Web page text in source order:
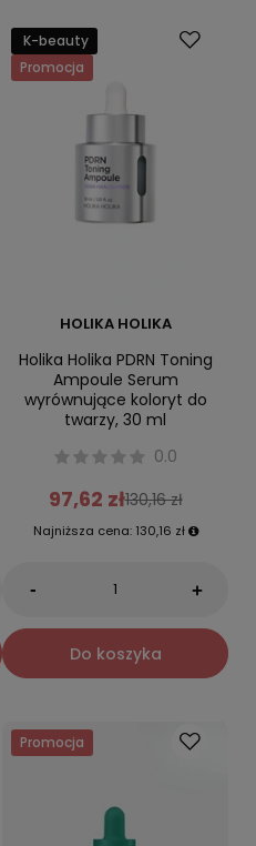
K-beauty
Promocja
HOLIKA HOLIKA
Holika Holika PDRN Toning
Ampoule Serum
wyrównujące koloryt do
twarzy, 30 ml
0.0
97,62 zł130,16 zł
Najniższa cena: 130,16 zł
- +
Do koszyka
Promocja